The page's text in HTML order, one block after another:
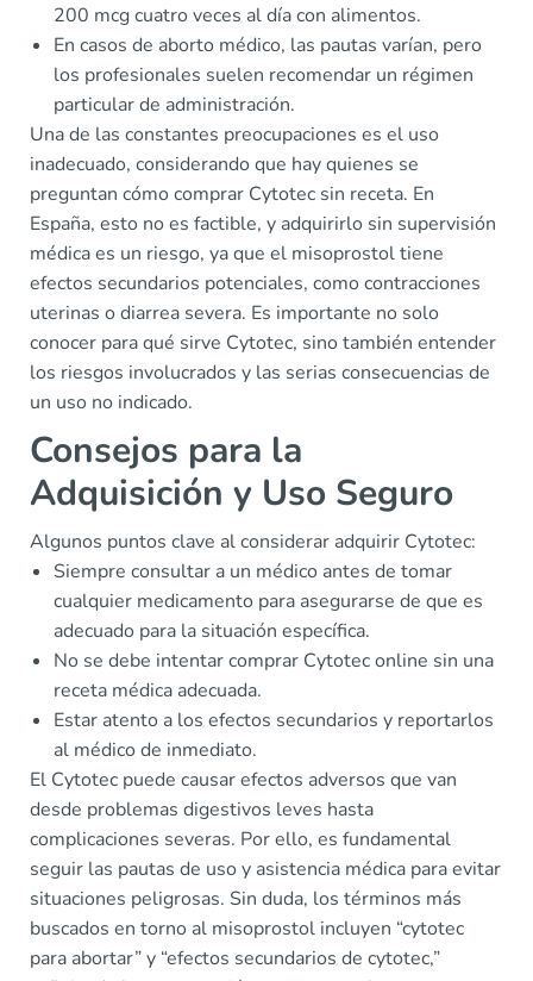
200 mcg cuatro veces al día con alimentos.
En casos de aborto médico, las pautas varían, pero
los profesionales suelen recomendar un régimen
particular de administración.
Una de las constantes preocupaciones es el uso
inadecuado, considerando que hay quienes se
preguntan cómo comprar Cytotec sin receta. En
España, esto no es factible, y adquirirlo sin supervisión
médica es un riesgo, ya que el misoprostol tiene
efectos secundarios potenciales, como contracciones
uterinas o diarrea severa. Es importante no solo
conocer para qué sirve Cytotec, sino también entender
los riesgos involucrados y las serias consecuencias de
un uso no indicado.
Consejos para la
Adquisición y Uso Seguro
Algunos puntos clave al considerar adquirir Cytotec:
Siempre consultar a un médico antes de tomar
cualquier medicamento para asegurarse de que es
adecuado para la situación específica.
No se debe intentar comprar Cytotec online sin una
receta médica adecuada.
Estar atento a los efectos secundarios y reportarlos
al médico de inmediato.
El Cytotec puede causar efectos adversos que van
desde problemas digestivos leves hasta
complicaciones severas. Por ello, es fundamental
seguir las pautas de uso y asistencia médica para evitar
situaciones peligrosas. Sin duda, los términos más
buscados en torno al misoprostol incluyen “cytotec
para abortar” y “efectos secundarios de cytotec,”